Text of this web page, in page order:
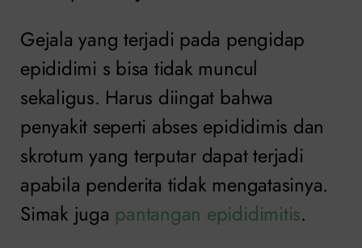
Gejala yang terjadi pada pengidap
epididimi s bisa tidak muncul
sekaligus. Harus diingat bahwa
penyakit seperti abses epididimis dan
skrotum yang terputar dapat terjadi
apabila penderita tidak mengatasinya.
Simak juga pantangan epididimitis.